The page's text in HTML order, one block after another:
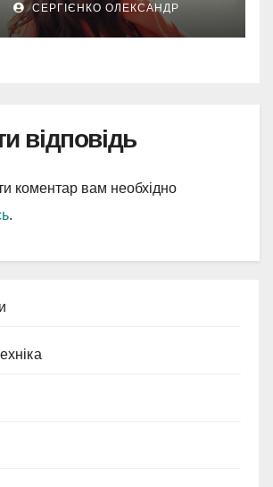
СЕРГІЄНКО ОЛЕКСАНДР
відповідь
коментар вам необхідно
.